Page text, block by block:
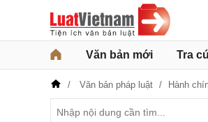
Văn bản mới Tra
Văn bản pháp luật Hành